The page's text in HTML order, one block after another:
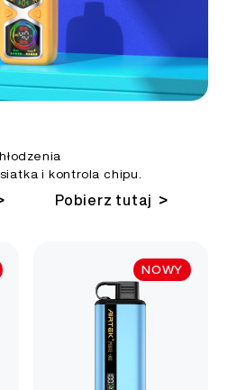
i kontrola chipu.
Pobierz tutaj >
NOWY